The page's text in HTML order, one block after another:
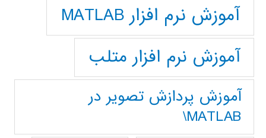
آموزش نرم افزار MATLAB
آموزش نرم افزار متلب
آموزش پردازش تصوير در
MATLAB\